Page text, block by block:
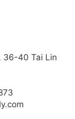
36-40 Tai Lin